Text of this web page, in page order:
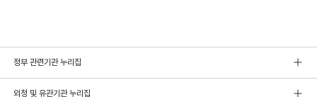
정부 관련기관 누리집
외청 및 유관기관 누리집